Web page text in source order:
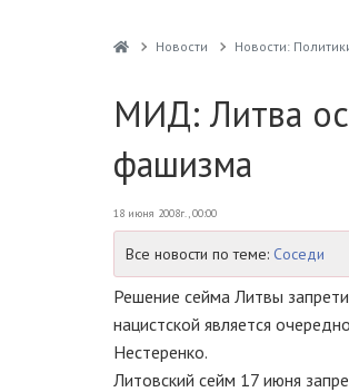
Новости Новости:
МИД: Литва
фашизма
18 июня 2008г., 00:00
Все новости по теме: Соседи
Решение сейма Литвы
нацистской является
Нестеренко.
Литовский сейм 17 июня